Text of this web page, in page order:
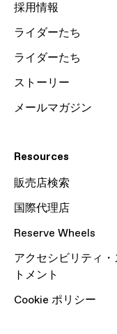
採用情報
ライダーたち
ライダーたち
ストーリー
メールマガジン
Resources
販売店検索
国際代理店
Reserve Wheels
アクセシビリティ・
トメント
Cookie ポリシー